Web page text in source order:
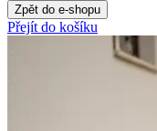
Zpět do e-shopu
Přejít do košíku